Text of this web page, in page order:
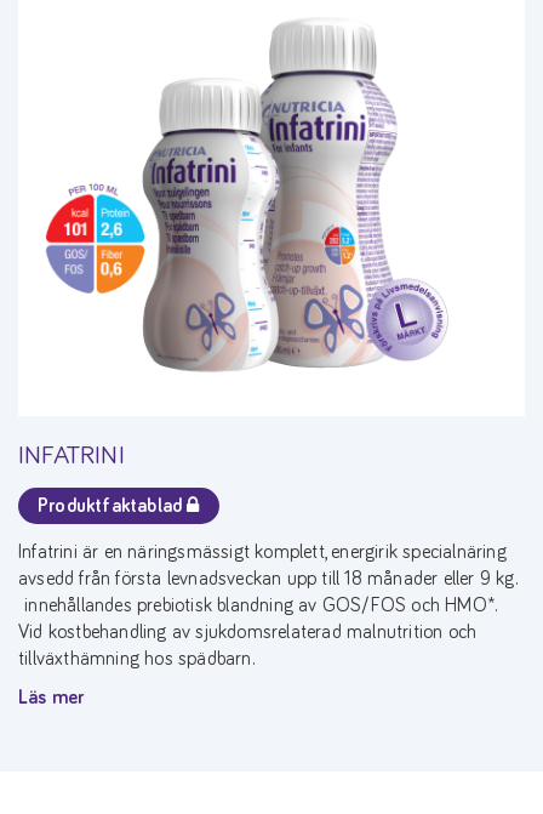
INFATRINI
Produktfaktablad
Infatrini är en näringsmässigt komplett, energirik specialnäring
avsedd från första levnadsveckan upp till 18 månader eller 9 kg.
innehållandes prebiotisk blandning av GOS/FOS och HMO*.
Vid kostbehandling av sjukdomsrelaterad malnutrition och
tillväxthämning hos spädbarn.
Läs mer